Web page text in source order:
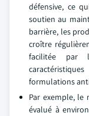
défensive, ce
soutien au
barrière, les
croître
facilitée par
formulations
Par exemple,
évalué à